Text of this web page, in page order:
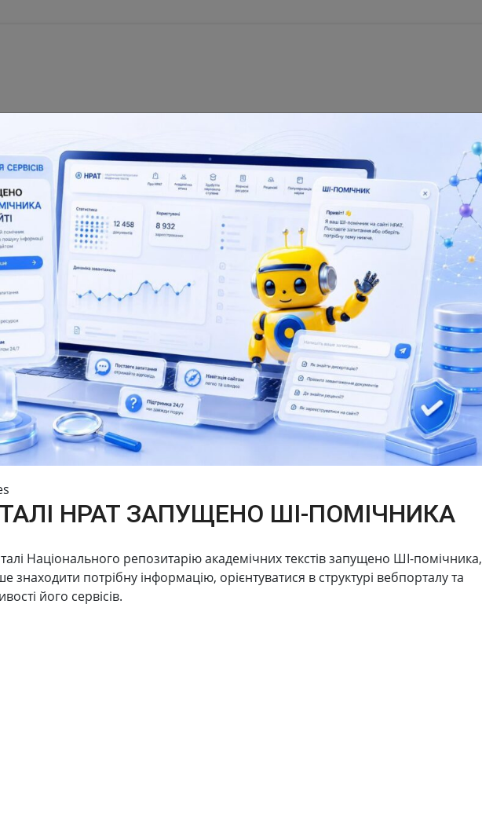
Repository of Academic Texts
of scientific and scientific and technical activities
scientific degrees and abstracts
НРАТ ЗАПУЩЕНО ШІ-ПОМІЧНИКА
Національного репозитарію академічних текстів запущено ШІ-помічника,
потрібну інформацію, орієнтуватися в структурі вебпорталу та
його сервісів.